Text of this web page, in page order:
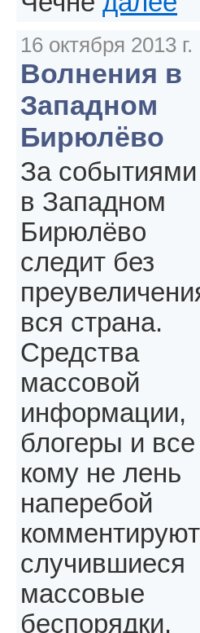
16 октября 2013 г.
Волнения в
Западном
Бирюлёво
За событиями
в Западном
Бирюлёво
следит без
вся страна.
Средства
массовой
информации,
блогеры и все
кому не лень
наперебой
комментируют
случившиеся
массовые
беспорядки.